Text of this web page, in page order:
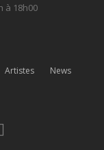
à 18h00
Artistes
News